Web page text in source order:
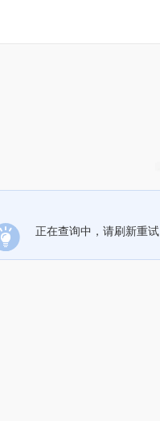
正在查询中，请刷新重试